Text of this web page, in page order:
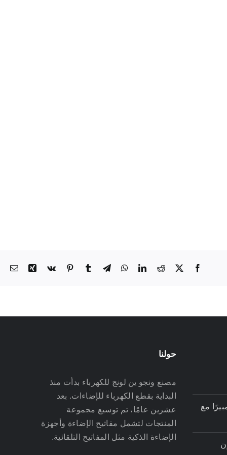
Facebook
X
Reddit
LinkedIn
WhatsApp
Telegram
Tumblr
Pinterest
Vk
Xing
حولنا
مصنع ونجو ين لونج للكهرباء بدأت منذ
البداية بقطع الكهرباء للإضاءات. بعد
عشرين عامًا، تم توسيع مجموعة
المنتجات لتشمل مفاتيح الإضاءة وأجهزة
الإضاءة الذكية مثل المفاتيح التلقائية.
مأخذ بقدرة 13 أمبيرًا مع